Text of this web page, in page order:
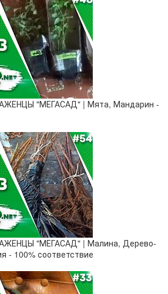
"МЕГАСАД" | Мята, Мандарин -
"МЕГАСАД" | Малина, Дерево-
- 100% соответствие